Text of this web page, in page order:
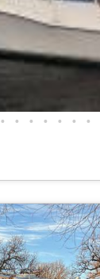
• • • • • • •